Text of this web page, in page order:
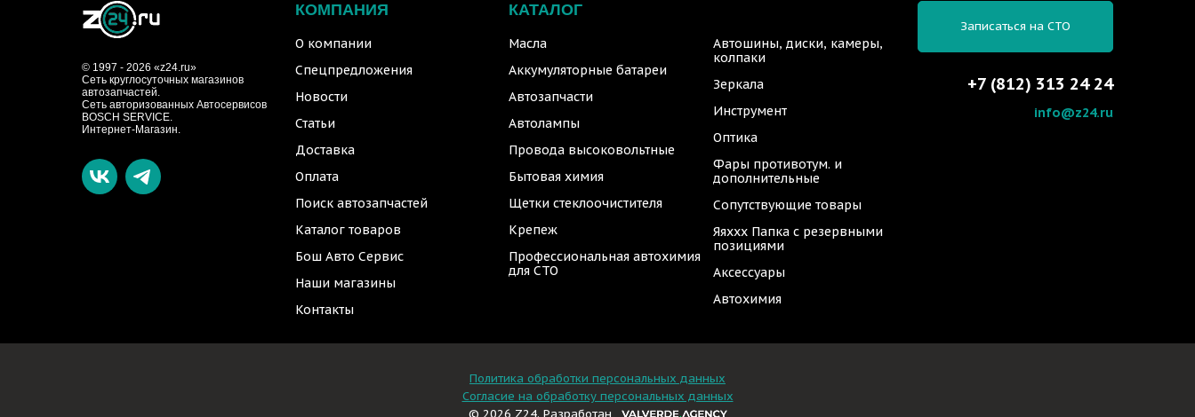
© 1997 - 2026 «z24.ru»
Cеть круглосуточных магазинов
автозапчастей.
Сеть авторизованных Автосервисов
BOSCH SERVICE.
Интернет-Магазин.
КОМПАНИЯ
О компании
Спецпредложения
Новости
Статьи
Доставка
Оплата
Поиск автозапчастей
Каталог товаров
Бош Авто Сервис
Наши магазины
Контакты
КАТАЛОГ
Масла
Аккумуляторные батареи
Автозапчасти
Автолампы
Провода высоковольтные
Бытовая химия
Щетки стеклоочистителя
Крепеж
Профессиональная автохимия
для СТО
Автошины, диски, камеры,
колпаки
Зеркала
Инструмент
Оптика
Фары противотум. и
дополнительные
Сопутствующие товары
Яяххх Папка с резервными
позициями
Аксессуары
Автохимия
Записаться на СТО
+7 (812) 313 24 24
info@z24.ru
Политика обработки персональных данных
Согласие на обработку персональных данных